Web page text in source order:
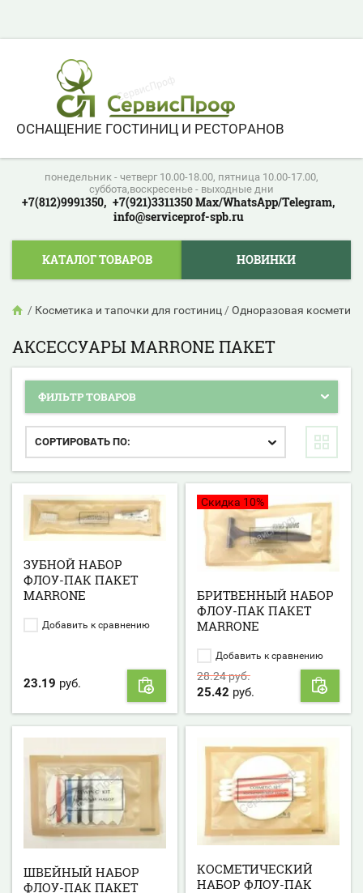
ОСНАЩЕНИЕ ГОСТИНИЦ И РЕСТОРАНОВ
понедельник - четверг 10.00-18.00, пятница 10.00-17.00,
суббота,воскресенье - выходные дни
+7(812)9991350, +7(921)3311350 Max/WhatsApp/Telegram,
info@serviceprof-spb.ru
КАТАЛОГ ТОВАРОВ НОВИНКИ
/ Косметика и тапочки для гостиниц / Одноразовая
АКСЕССУАРЫ MARRONE ПАКЕТ
ФИЛЬТР ТОВАРОВ
СОРТИРОВАТЬ ПО:
ЗУБНОЙ НАБОР
ФЛОУ-ПАК ПАКЕТ
MARRONE
Добавить к сравнению
23.19 руб.
Скидка 10%
БРИТВЕННЫЙ НАБОР
ФЛОУ-ПАК ПАКЕТ
MARRONE
Добавить к сравнению
28.24руб.
25.42 руб.
ШВЕЙНЫЙ НАБОР
ФЛОУ-ПАК ПАКЕТ
КОСМЕТИЧЕСКИЙ
НАБОР ФЛОУ-ПАК